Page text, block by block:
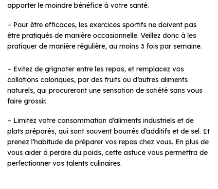
apporter le moindre bénéfice à votre santé.
– Pour être efficaces, les exercices sportifs ne doivent pas
être pratiqués de manière occasionnelle. Veillez donc à les
pratiquer de manière régulière, au moins 3 fois par semaine.
– Evitez de grignoter entre les repas, et remplacez vos
collations caloriques, par des fruits ou d’autres aliments
naturels, qui procureront une sensation de satiété sans vous
faire grossir.
– Limitez votre consommation d’aliments industriels et de
plats préparés, qui sont souvent bourrés d’additifs et de sel. Et
prenez l’habitude de préparer vos repas chez vous. En plus de
vous aider à perdre du poids, cette astuce vous permettra de
perfectionner vos talents culinaires.